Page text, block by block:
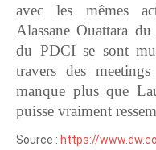
avec les mêmes
Alassane Ouattara
du PDCI se sont
travers des
manque plus que
puisse vraiment
Source : https://